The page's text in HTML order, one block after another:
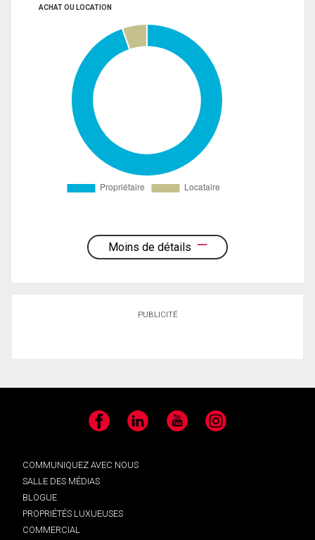
ACHAT OU LOCATION
Moins de détails
PUBLICITÉ
Facebook LinkedIn YouTube Instagram
COMMUNIQUEZ AVEC NOUS
SALLE DES MÉDIAS
BLOGUE
PROPRIÉTÉS LUXUEUSES
COMMERCIAL